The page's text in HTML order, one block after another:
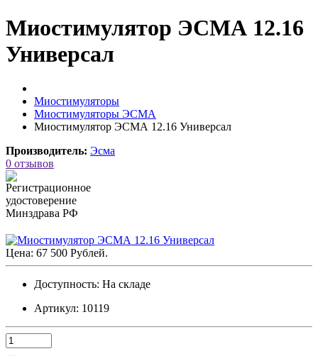
Миостимулятор ЭСМА 12.16
Универсал
Миостимуляторы
Миостимуляторы ЭСМА
Миостимулятор ЭСМА 12.16 Универсал
Производитель: Эсма
0 отзывов
Цена: 67 500 Рублей.
Доступность: На складе
Артикул: 10119